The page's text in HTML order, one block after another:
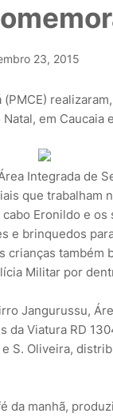
23, 2015
em Caucaia
Integrada de
que trabalham
Eronildo e
e brinquedos
crianças também
Militar por
Jangurussu,
Viatura RD
S. Oliveira,
da manhã,